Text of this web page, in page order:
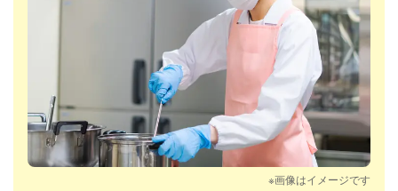
※画像はイメージです